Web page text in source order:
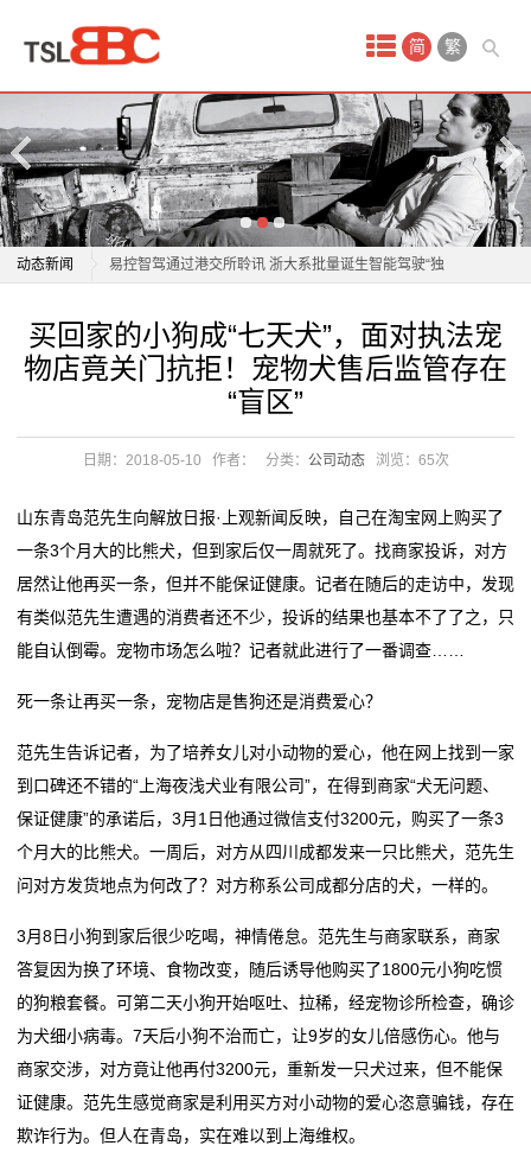
简 繁
动态新闻
雄安新区：人工智能产业聚力跃升
易控智驾通过港交所聆讯 浙大系批量诞生智能驾驶“独
以高水平安全护航人工智能高质量发展
南威软件：积极拥抱人工智能产业链
人形机器人与具身智能实景实训专项行动启动
聚焦全链条保险赋能 首个人工智能产业保险共同体发布
加快培育智能原生新业态新模式
中国智能制造成就受瞩目 金砖论坛发出合作呼声
四川“人工智能+”工程提速：短期聚焦重点领域融合应用
易控智驾通过港交所聆讯 浙大系批量诞生智能驾驶“独
角兽”
以高水平安全护航人工智能高质量发展
南威软件：积极拥抱人工智能产业链
聚焦全链条保险赋能 首个人工智能产业保险共同体发布
穹彻智能：用力与数据“驯服”具身智能
加快培育智能原生新业态新模式
中国智能制造成就受瞩目 金砖论坛发出合作呼声
四川“人工智能+”工程提速：短期聚焦重点领域融合应用
买回家的小狗成“七天犬”，面对执法宠
物店竟关门抗拒！宠物犬售后监管存在
“盲区”
日期：2018-05-10 作者： 分类： 公司动态 浏览： 65次
山东青岛范先生向解放日报·上观新闻反映，自己在淘宝网上购买了
一条3个月大的比熊犬，但到家后仅一周就死了。找商家投诉，对方
居然让他再买一条，但并不能保证健康。记者在随后的走访中，发现
有类似范先生遭遇的消费者还不少，投诉的结果也基本不了了之，只
能自认倒霉。宠物市场怎么啦？记者就此进行了一番调查……
死一条让再买一条，宠物店是售狗还是消费爱心？
范先生告诉记者，为了培养女儿对小动物的爱心，他在网上找到一家
到口碑还不错的“上海夜浅犬业有限公司”，在得到商家“犬无问题、
保证健康”的承诺后，3月1日他通过微信支付3200元，购买了一条3
个月大的比熊犬。一周后，对方从四川成都发来一只比熊犬，范先生
问对方发货地点为何改了？对方称系公司成都分店的犬，一样的。
3月8日小狗到家后很少吃喝，神情倦怠。范先生与商家联系，商家
答复因为换了环境、食物改变，随后诱导他购买了1800元小狗吃惯
的狗粮套餐。可第二天小狗开始呕吐、拉稀，经宠物诊所检查，确诊
为犬细小病毒。7天后小狗不治而亡，让9岁的女儿倍感伤心。他与
商家交涉，对方竟让他再付3200元，重新发一只犬过来，但不能保
证健康。范先生感觉商家是利用买方对小动物的爱心恣意骗钱，存在
欺诈行为。但人在青岛，实在难以到上海维权。
产
品
中
www.7227722.com